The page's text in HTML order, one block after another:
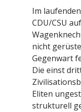
Im
CDU/CSU
nicht
Gegenwart
Die einst
Eliten
strukturell